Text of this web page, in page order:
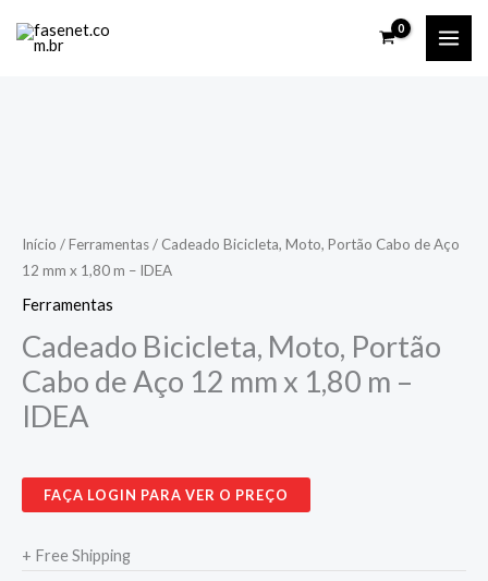
para
Início /Ferramentas/ Cadeado Bicicleta, Moto, Portão Cabo de Aço
12 mm x 1,80 m – IDEA
Ferramentas
Cadeado Bicicleta, Moto, Portão
Cabo de Aço 12 mm x 1,80 m –
IDEA
FAÇA LOGIN PARA VER O PREÇO
+ Free Shipping